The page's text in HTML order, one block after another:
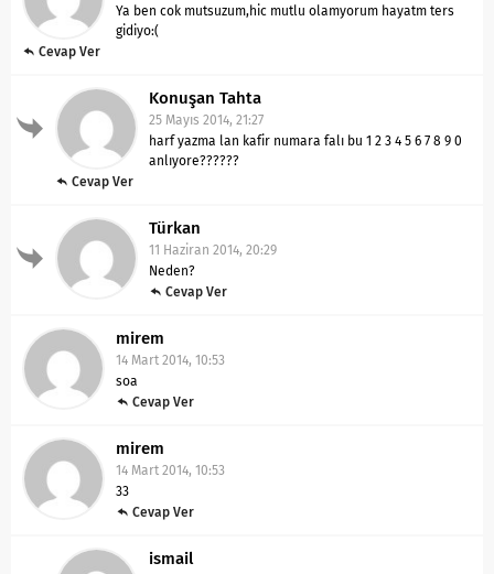
Ya ben cok mutsuzum,hic mutlu olamyorum hayatm ters
gidiyo:(
Cevap Ver
Konuşan Tahta
25 Mayıs 2014, 21:27
harf yazma lan kafir numara falı bu 1 2 3 4 5 6 7 8 9 0
anlıyore??????
Cevap Ver
Türkan
11 Haziran 2014, 20:29
Neden?
Cevap Ver
mirem
14 Mart 2014, 10:53
soa
Cevap Ver
mirem
14 Mart 2014, 10:53
33
Cevap Ver
ismail